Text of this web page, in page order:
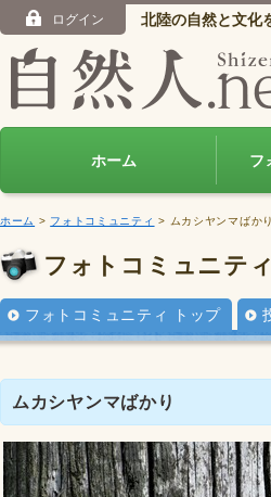
ログイン 北陸の自然と文化
ホーム フ
ホーム > フォトコミュニティ > ムカシヤンマばかり
フォトコミュニティ
フォトコミュニティ トップ
ムカシヤンマばかり